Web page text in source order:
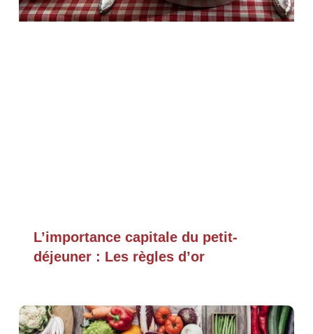
L’importance capitale du petit-
déjeuner : Les règles d’or